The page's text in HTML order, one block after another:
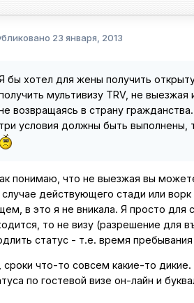
23 января, 2013
бы хотел для жены получить
мультивизу TRV, не выезжая
возвращаясь в страну
три условия должны быть выполнены,
понимаю, что не выезжая вы
случае действующего стади или
в это я не вникала. Я просто для
то не визу (разрешение для
статус - т.е. время
сроки что-то совсем какие-то
по гостевой визе он-лайн и